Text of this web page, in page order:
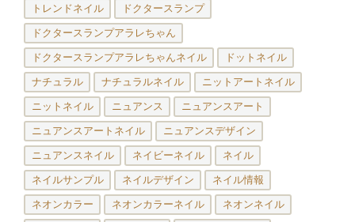
トレンドネイル ドクタースランプ
ドクタースランプアラレちゃん
ドクタースランプアラレちゃんネイル ドットネイル
ナチュラル ナチュラルネイル ニットアートネイル
ニットネイル ニュアンス ニュアンスアート
ニュアンスアートネイル ニュアンスデザイン
ニュアンスネイル ネイビーネイル ネイル
ネイルサンプル ネイルデザイン ネイル情報
ネオンカラー ネオンカラーネイル ネオンネイル